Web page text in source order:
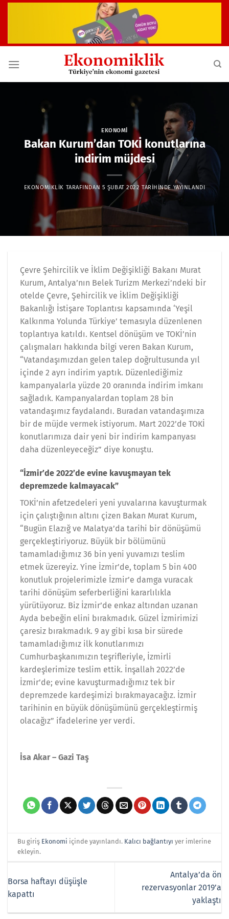
EKONOMI
Bakan Kurum’dan TOKİ konutlarına
indirim müjdesi
EKONOMIKLIK TARAFINDAN 5 ŞUBAT 2022 TARIHINDE YAYINLANDI
Çevre Şehircilik ve İklim Değişikliği Bakanı Murat
Kurum, Antalya’nın Belek Turizm Merkezi’ndeki bir
otelde Çevre, Şehircilik ve İklim Değişikliği
Bakanlığı İstişare Toplantısı kapsamında ‘Yeşil
Kalkınma Yolunda Türkiye’ temasıyla düzenlenen
toplantıya katıldı. Kentsel dönüşüm ve TOKİ’nin
çalışmaları hakkında bilgi veren Bakan Kurum,
“Vatandaşımızdan gelen talep doğrultusunda yıl
içinde 2 ayrı indirim yaptık. Düzenlediğimiz
kampanyalarla yüzde 20 oranında indirim imkanı
sağladık. Kampanyalardan toplam 28 bin
vatandaşımız faydalandı. Buradan vatandaşımıza
bir de müjde vermek istiyorum. Mart 2022’de TOKİ
konutlarımıza dair yeni bir indirim kampanyası
daha düzenleyeceğiz” diye konuştu.
“İzmir’de 2022’de evine kavuşmayan tek
depremzede kalmayacak”
TOKİ’nin afetzedeleri yeni yuvalarına kavuşturmak
için çalıştığının altını çizen Bakan Murat Kurum,
“Bugün Elazığ ve Malatya’da tarihi bir dönüşümü
gerçekleştiriyoruz. Büyük bir bölümünü
tamamladığımız 36 bin yeni yuvamızı teslim
etmek üzereyiz. Yine İzmir’de, toplam 5 bin 400
konutluk projelerimizle İzmir’e damga vuracak
tarihi dönüşüm seferberliğini kararlılıkla
yürütüyoruz. Biz İzmir’de enkaz altından uzanan
Ayda bebeğin elini bırakmadık. Güzel İzmirimizi
çaresiz bırakmadık. 9 ay gibi kısa bir sürede
tamamladığımız ilk konutlarımızı
Cumhurbaşkanımızın teşrifleriyle, İzmirli
kardeşlerimize teslim ettik. İnşallah 2022’de
İzmir’de; evine kavuşturmadığımız tek bir
depremzede kardeşimizi bırakmayacağız. İzmir
tarihinin en büyük dönüşümünü gerçekleştirmiş
olacağız” ifadelerine yer verdi.
İsa Akar – Gazi Taş
Bu giriş Ekonomi içinde yayınlandı. Kalıcı bağlantıyı yer imlerine
ekleyin.
Borsa haftayı düşüşle
kapattı
Antalya’da ön
rezervasyonlar 2019’a
yaklaştı